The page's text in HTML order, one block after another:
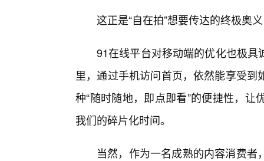
这正是“自在拍”想要传达的终极奥
91在线平台对移动端的优化也极
里，通过手机访问首页，依然能享受
种“随时随地，即点即看”的便捷性，
我们的碎片化时间。
当然，作为一名成熟的内容消费